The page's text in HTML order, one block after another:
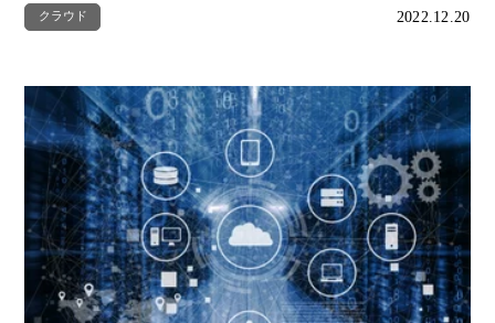
クラウド 2022.12.20